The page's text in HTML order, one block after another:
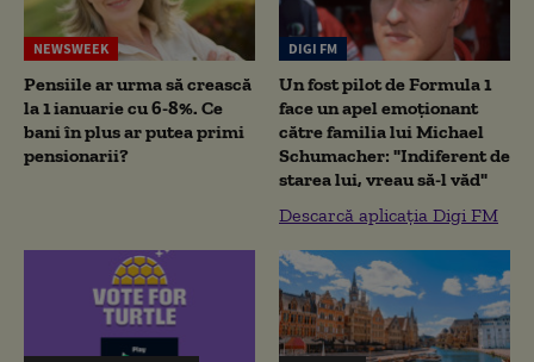
NEWSWEEK
Pensiile ar urma să crească
la 1 ianuarie cu 6-8%. Ce
bani în plus ar putea primi
pensionarii?
DIGI FM
Un fost pilot de Formula 1
face un apel emoționant
către familia lui Michael
Schumacher: "Indiferent de
starea lui, vreau să-l văd"
Descarcă aplicația Digi FM